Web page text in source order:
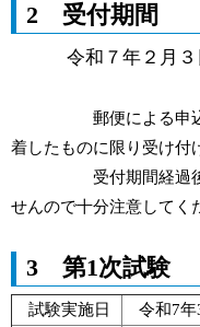
2 受付期間
令和７年２月３日
郵便による申込み
着したものに限り受け付
受付期間経過後の
せんので十分注意してく
3 第1次試験
試験実施日
令和7年